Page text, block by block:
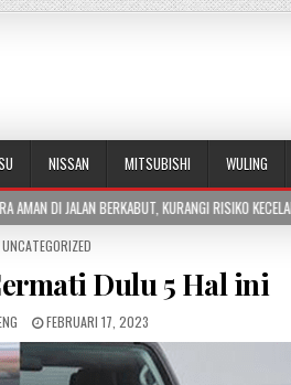
NISSAN MITSUBISHI WULING
KURANGI RISIKO KECELAKAAN 2026-07-31
UNCATEGORIZED
Dulu 5 Hal ini
FEBRUARI 17, 2023